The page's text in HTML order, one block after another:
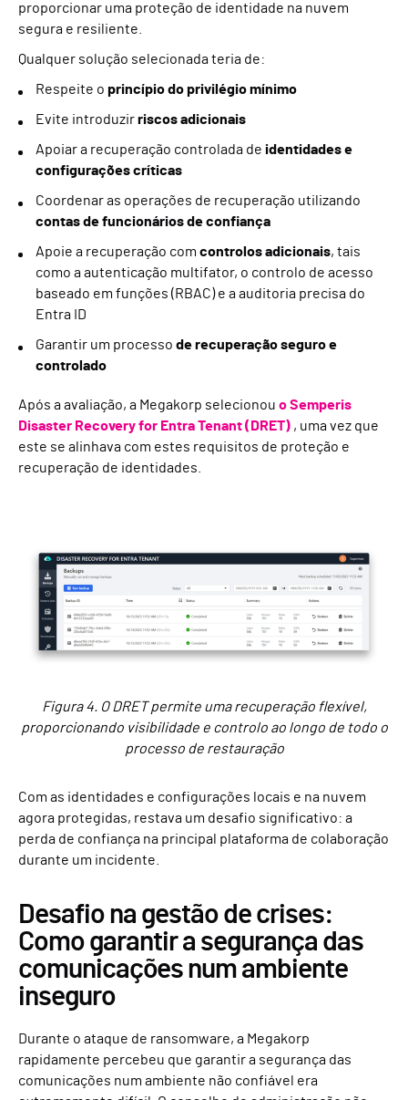
proporcionar uma proteção de identidade na nuvem
segura e resiliente.
Qualquer solução selecionada teria de:
Respeite o princípio do privilégio mínimo
Evite introduzirriscos adicionais
Apoiar a recuperação controlada de identidades e
configurações críticas
Coordenar as operações de recuperação utilizando
contas de funcionários de confiança
Apoie a recuperação com controlos adicionais, tais
como a autenticação multifator, o controlo de acesso
baseado em funções (RBAC) e a auditoria precisa do
Entra ID
Garantir um processo de recuperação seguro e
controlado
Após a avaliação, a Megakorp selecionou o Semperis
Disaster Recovery for Entra Tenant (DRET) , uma vez que
este se alinhava com estes requisitos de proteção e
recuperação de identidades.
Figura 4. O DRET permite uma recuperação flexível,
proporcionando visibilidade e controlo ao longo de todo o
processo de restauração
Com as identidades e configurações locais e na nuvem
agora protegidas, restava um desafio significativo: a
perda de confiança na principal plataforma de colaboração
durante um incidente.
Desafio na gestão de crises:
Como garantir a segurança das
comunicações num ambiente
inseguro
Durante o ataque de ransomware, a Megakorp
rapidamente percebeu que garantir a segurança das
comunicações num ambiente não confiável era